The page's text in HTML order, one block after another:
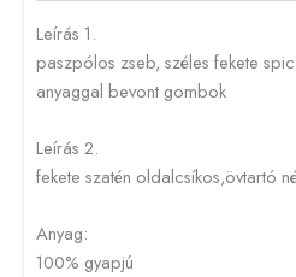
Leírás 1.
paszpólos zseb, széles fekete
anyaggal bevont gombok
Leírás 2.
fekete szatén oldalcsíkos,övtartó
Anyag:
100% gyapjú